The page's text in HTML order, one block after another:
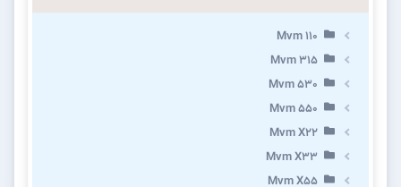
Mvm 110
Mvm 315
Mvm 530
Mvm 550
Mvm X22
Mvm X33
Mvm X55